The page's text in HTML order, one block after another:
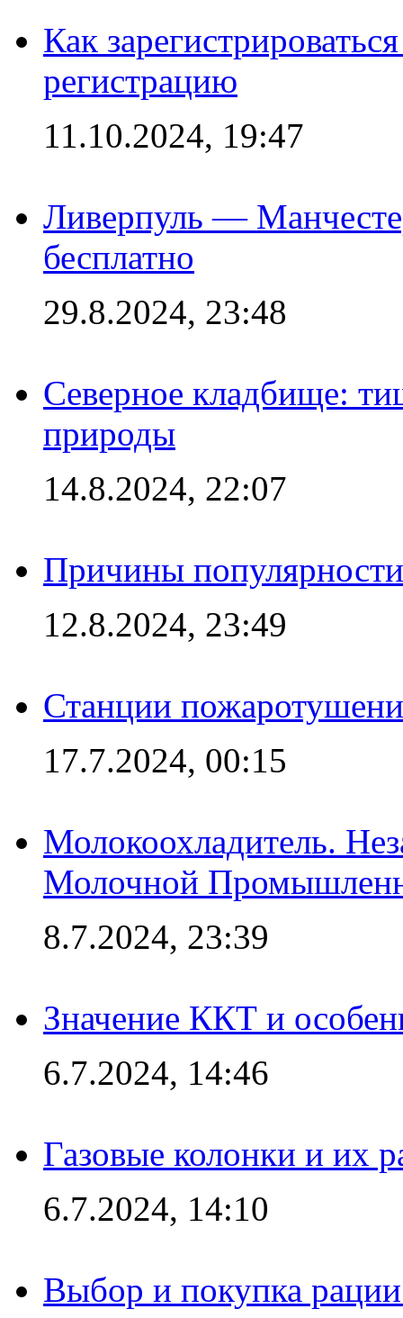
Как
регистрацию
11.10.2024, 19:47
Ливерпуль —
бесплатно
29.8.2024, 23:48
Северное кладбище:
природы
14.8.2024, 22:07
Причины
12.8.2024, 23:49
Станции
17.7.2024, 00:15
Молокоохладитель.
Молочной
8.7.2024, 23:39
Значение ККТ и
6.7.2024, 14:46
Газовые колонки и их
6.7.2024, 14:10
Выбор и покупка